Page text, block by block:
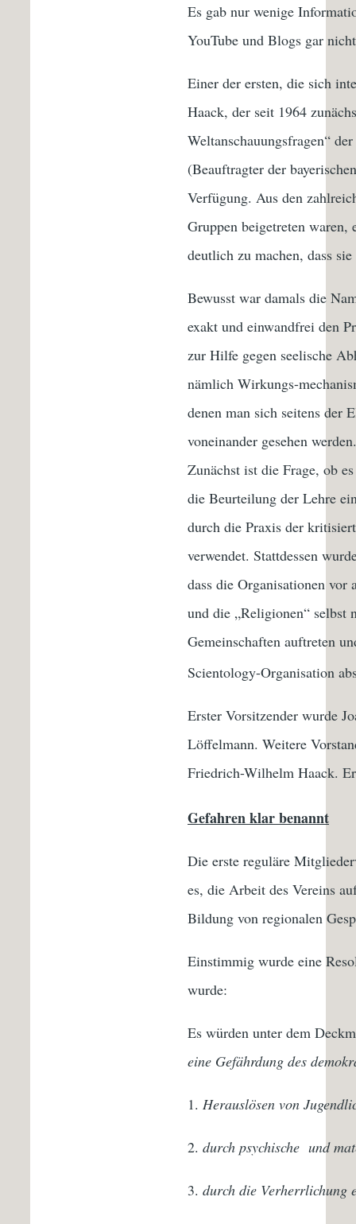
Es gab nur wenige
YouTube und Blogs gar
Einer der ersten, die sich
Haack, der seit 1964
Weltanschauungsfragen“
(Beauftragter der
Verfügung. Aus den
Gruppen beigetreten
deutlich zu machen, dass
Bewusst war damals die
exakt und einwandfrei den
zur Hilfe gegen seelische
nämlich Wirkungs-
denen man sich seitens der
voneinander gesehen
Zunächst ist die Frage, ob
die Beurteilung der Lehre
durch die Praxis der
verwendet. Stattdessen
dass die Organisationen vor
und die „Religionen“ selbst
Gemeinschaften auftreten
Scientology-Organisation
Erster Vorsitzender wurde
Löffelmann. Weitere
Friedrich-Wilhelm Haack.
Gefahren klar benannt
Die erste reguläre
es, die Arbeit des Vereins
Bildung von regionalen
Einstimmig wurde eine
wurde:
Es würden unter dem
eine Gefährdung des
Herauslösen von
durch psychische und
durch die Verherrlichung